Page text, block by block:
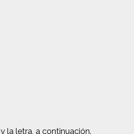
y la letra, a continuación.